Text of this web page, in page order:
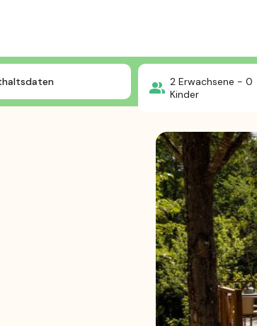
2Erwachsene - 0
Kinder
Mercure 61, 2 Zimmer